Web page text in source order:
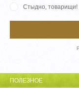
Стыдно, товарищи!
ПОЛЕЗНОЕ